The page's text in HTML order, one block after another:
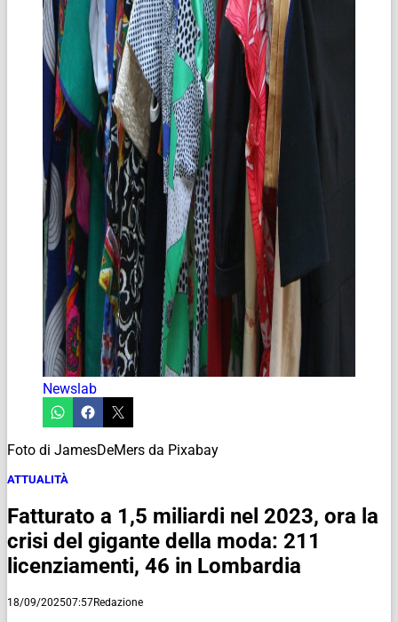
Newslab
Foto di JamesDeMers da Pixabay
ATTUALITÀ
Fatturato a 1,5 miliardi nel 2023, ora la
crisi del gigante della moda: 211
licenziamenti, 46 in Lombardia
18/09/202507:57Redazione